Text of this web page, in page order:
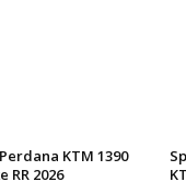
KTM 1390
RR 2026